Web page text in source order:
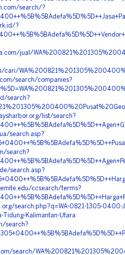
search/?
?
jual/
cari/
search/companies?
search?
list/search?
search.asp?
search?
search.asp?
ccsearch/terms?
search.php?q=WA-0821-1305-0400-
Tidung-Kalimantan-Utara
search?
search/